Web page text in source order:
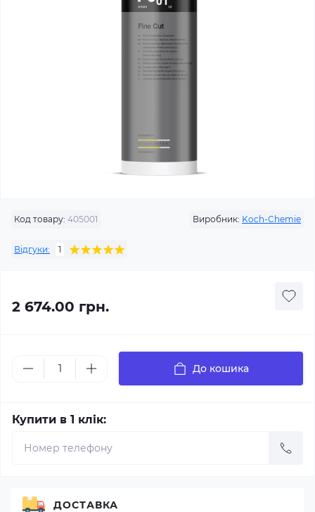
Код товару: 405001 Виробник: Koch-Chemie
Відгуки: 1
2 674.00 грн.
До кошика
Купити в 1 клік:
ДОСТАВКА